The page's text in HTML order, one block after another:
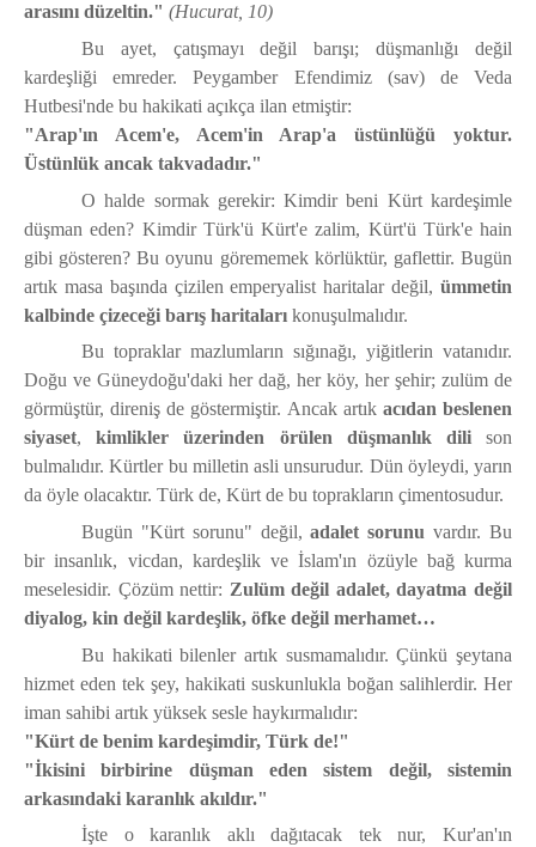
arasını düzeltin." (Hucurat, 10)
Bu ayet, çatışmayı değil barışı; düşmanlığı değil
kardeşliği emreder. Peygamber Efendimiz (sav) de Veda
Hutbesi'nde bu hakikati açıkça ilan etmiştir:
"Arap'ın Acem'e, Acem'in Arap'a üstünlüğü yoktur.
Üstünlük ancak takvadadır."
O halde sormak gerekir: Kimdir beni Kürt kardeşimle
düşman eden? Kimdir Türk'ü Kürt'e zalim, Kürt'ü Türk'e hain
gibi gösteren? Bu oyunu görememek körlüktür, gaflettir. Bugün
artık masa başında çizilen emperyalist haritalar değil, ümmetin
kalbinde çizeceği barış haritaları konuşulmalıdır.
Bu topraklar mazlumların sığınağı, yiğitlerin vatanıdır.
Doğu ve Güneydoğu'daki her dağ, her köy, her şehir; zulüm de
görmüştür, direniş de göstermiştir. Ancak artık acıdan beslenen
siyaset,kimlikler üzerinden örülen düşmanlık dilison
bulmalıdır. Kürtler bu milletin asli unsurudur. Dün öyleydi, yarın
da öyle olacaktır. Türk de, Kürt de bu toprakların çimentosudur.
Bugün "Kürt sorunu" değil,adalet sorunu vardır. Bu
bir insanlık, vicdan, kardeşlik ve İslam'ın özüyle bağ kurma
meselesidir. Çözüm nettir: Zulüm değil adalet, dayatma değil
diyalog, kin değil kardeşlik, öfke değil merhamet…
Bu hakikati bilenler artık susmamalıdır. Çünkü şeytana
hizmet eden tek şey, hakikati suskunlukla boğan salihlerdir. Her
iman sahibi artık yüksek sesle haykırmalıdır:
"Kürt de benim kardeşimdir, Türk de!"
"İkisini birbirine düşman eden sistem değil, sistemin
arkasındaki karanlık akıldır."
İşte o karanlık aklı dağıtacak tek nur, Kur'an'ın